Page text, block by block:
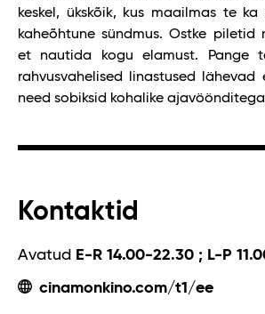
keskel, ükskõik, kus maailmas te
kaheõhtune sündmus. Ostke piletid
et nautida kogu elamust. Pange
rahvusvahelised linastused lähevad
need sobiksid kohalike
Kontaktid
Avatud E-R 14.00-22.30 ; L-P
cinamonkino.com/t1/ee